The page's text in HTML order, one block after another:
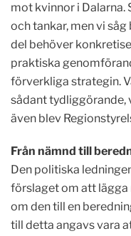
mot kvinnor i
och tankar, men vi
del behöver
praktiska
förverkliga strategin.
sådant tydliggörande,
även blev
Från nämnd till
Den politiska
förslaget om att lägga
om den till en
till detta angavs vara